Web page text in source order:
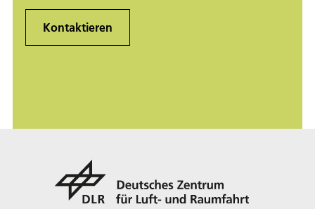
Kontaktieren